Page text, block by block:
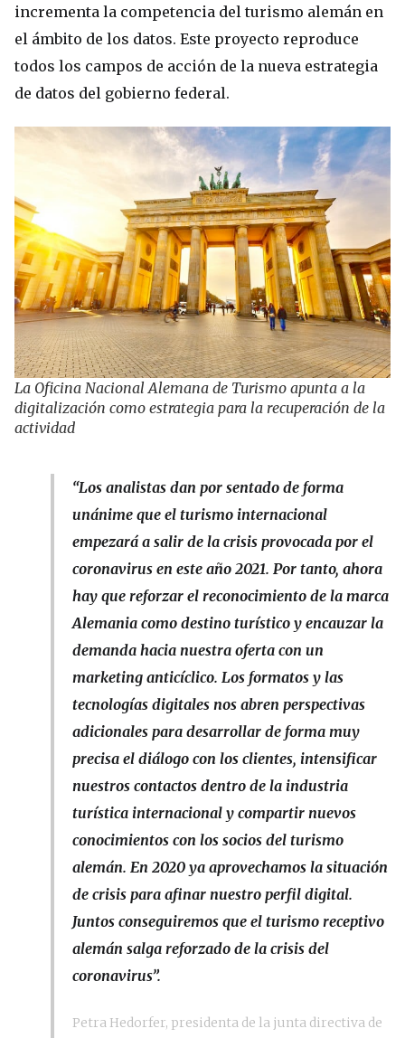
incrementa la competencia del turismo alemán en
el ámbito de los datos. Este proyecto reproduce
todos los campos de acción de la nueva estrategia
de datos del gobierno federal.
La Oficina Nacional Alemana de Turismo apunta a la
digitalización como estrategia para la recuperación de la
actividad
“Los analistas dan por sentado de forma
unánime que el turismo internacional
empezará a salir de la crisis provocada por el
coronavirus en este año 2021. Por tanto, ahora
hay que reforzar el reconocimiento de la marca
Alemania como destino turístico y encauzar la
demanda hacia nuestra oferta con un
marketing anticíclico. Los formatos y las
tecnologías digitales nos abren perspectivas
adicionales para desarrollar de forma muy
precisa el diálogo con los clientes, intensificar
nuestros contactos dentro de la industria
turística internacional y compartir nuevos
conocimientos con los socios del turismo
alemán. En 2020 ya aprovechamos la situación
de crisis para afinar nuestro perfil digital.
Juntos conseguiremos que el turismo receptivo
alemán salga reforzado de la crisis del
coronavirus”.
Petra Hedorfer, presidenta de la junta directiva de